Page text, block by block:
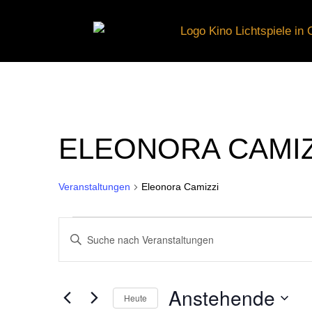
ELEONORA
Veranstaltungen Eleonora Camizzi
VERANSTALTUNGEN
VERANSTALTUNGEN
SUCHE
Bitte
Suche
Heute Anstehende